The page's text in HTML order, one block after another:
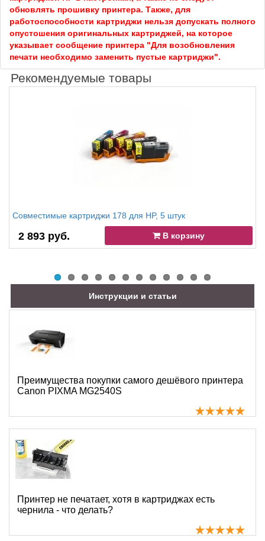
обновлять прошивку принтера. Также, для
работоспособности картриджи нельзя допускать полного
опустошения оригинальных картриджей, на которое
указывает сообщение принтера "Для возобновления
печати необходимо заменить пустые картриджи".
Рекомендуемые товары
Совместимые картриджи 178 для HP, 5 штук
2 893 руб. В корзину
Инструкции и статьи
Преимущества покупки самого дешёвого принтера
Canon PIXMA MG2540S
Принтер не печатает, хотя в картриджах есть
чернила - что делать?